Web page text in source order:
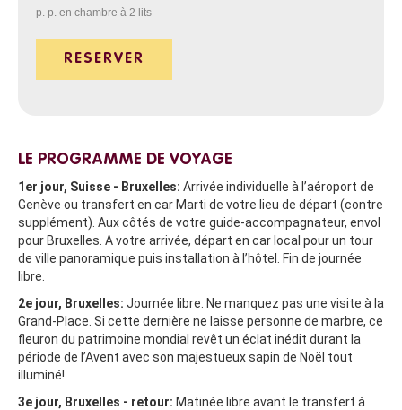
p. p. en chambre à 2 lits
RESERVER
LE PROGRAMME DE VOYAGE
1er jour, Suisse - Bruxelles: Arrivée individuelle à l’aéroport de
Genève ou transfert en car Marti de votre lieu de départ (contre
supplément). Aux côtés de votre guide-accompagnateur, envol
pour Bruxelles. A votre arrivée, départ en car local pour un tour
de ville panoramique puis installation à l’hôtel. Fin de journée
libre.
2e jour, Bruxelles: Journée libre. Ne manquez pas une visite à la
Grand-Place. Si cette dernière ne laisse personne de marbre, ce
fleuron du patrimoine mondial revêt un éclat inédit durant la
période de l’Avent avec son majestueux sapin de Noël tout
illuminé!
3e jour, Bruxelles - retour: Matinée libre avant le transfert à